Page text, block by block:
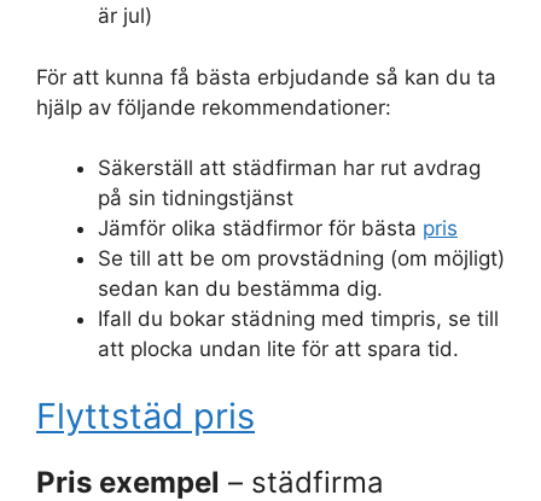
är jul)
För att kunna få bästa erbjudande så kan du ta
hjälp av följande rekommendationer:
Säkerställ att städfirman har rut avdrag
på sin tidningstjänst
Jämför olika städfirmor för bästa pris
Se till att be om provstädning (om möjligt)
sedan kan du bestämma dig.
Ifall du bokar städning med timpris, se till
att plocka undan lite för att spara tid.
Flyttstäd pris
Pris exempel – städfirma